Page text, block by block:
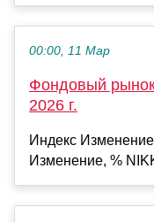
00:00, 11 Мар
Фондовый
2026 г.
Индекс
Изменение, %